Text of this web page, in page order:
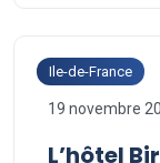
Ile-de-France
19 novembre
L’hôtel